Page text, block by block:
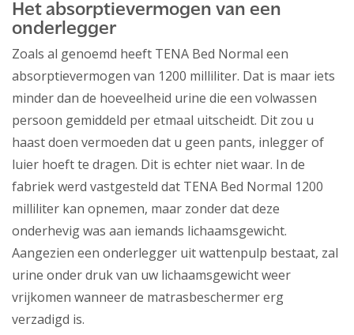
Het absorptievermogen van een
onderlegger
Zoals al genoemd heeft TENA Bed Normal een
absorptievermogen van 1200 milliliter. Dat is maar iets
minder dan de hoeveelheid urine die een volwassen
persoon gemiddeld per etmaal uitscheidt. Dit zou u
haast doen vermoeden dat u geen pants, inlegger of
luier hoeft te dragen. Dit is echter niet waar. In de
fabriek werd vastgesteld dat TENA Bed Normal 1200
milliliter kan opnemen, maar zonder dat deze
onderhevig was aan iemands lichaamsgewicht.
Aangezien een onderlegger uit wattenpulp bestaat, zal
urine onder druk van uw lichaamsgewicht weer
vrijkomen wanneer de matrasbeschermer erg
verzadigd is.